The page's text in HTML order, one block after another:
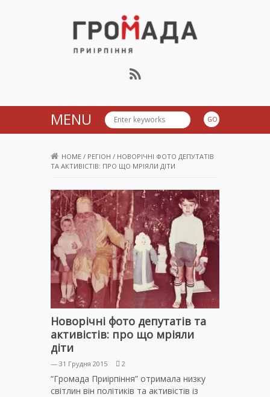
Громада Приірпіння
MENU
HOME / РЕГІОН / НОВОРІЧНІ ФОТО ДЕПУТАТІВ
ТА АКТИВІСТІВ: ПРО ЩО МРІЯЛИ ДІТИ
Новорічні фото депутатів та
активістів: про що мріяли
діти
— 31 Грудня 2015 2
“Громада Приірпіння” отримала низку
світлин він політиків та активістів із